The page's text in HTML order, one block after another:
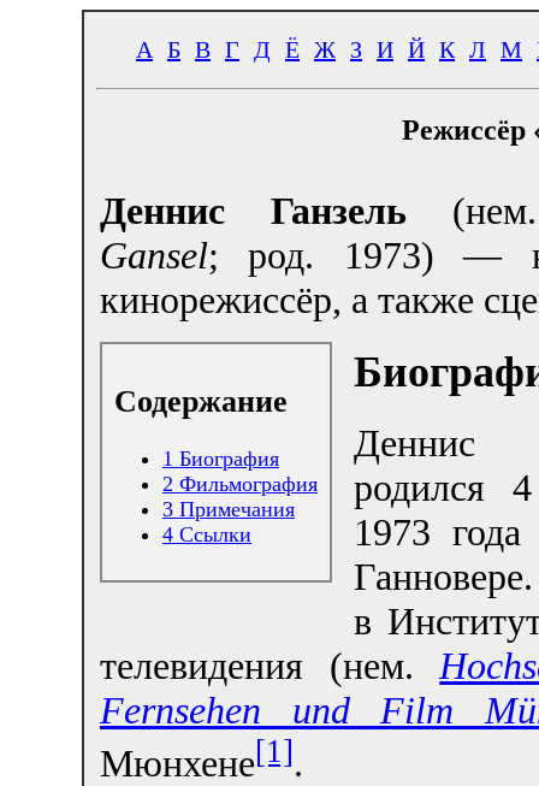
А Б В Г Д Ё Ж З И Й К Л М
Режиссёр
Деннис Ганзель
Gansel; род. 1973) —
кинорежиссёр, а также
Содержание
1 Биография
2 Фильмография
3 Примечания
4 Ссылки
Деннис
родился
1973
в
телевидения (нем.
Fernsehen und Film
Мюнхене[1].